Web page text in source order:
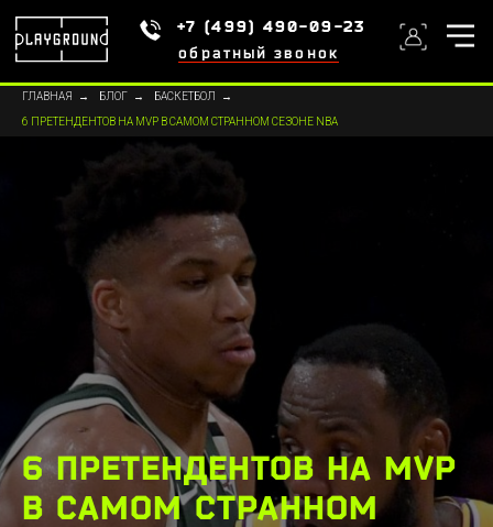
+7 (499) 490-09-23
обратный звонок
ГЛАВНАЯ → БЛОГ → БАСКЕТБОЛ →
6 ПРЕТЕНДЕНТОВ НА MVP В САМОМ СТРАННОМ СЕЗОНЕ NBA
6 ПРЕТЕНДЕНТОВ НА MVP
В САМОМ СТРАННОМ